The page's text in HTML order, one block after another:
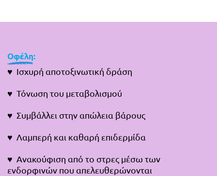
Οφέλη:
♥ Ισχυρή αποτοξινωτική δράση
♥ Τόνωση του μεταβολισμού
♥ Συμβάλλει στην απώλεια βάρους
♥ Λαμπερή και καθαρή επιδερμίδα
♥ Ανακούφιση από το στρες μέσω των
ενδορφινών που απελευθερώνονται